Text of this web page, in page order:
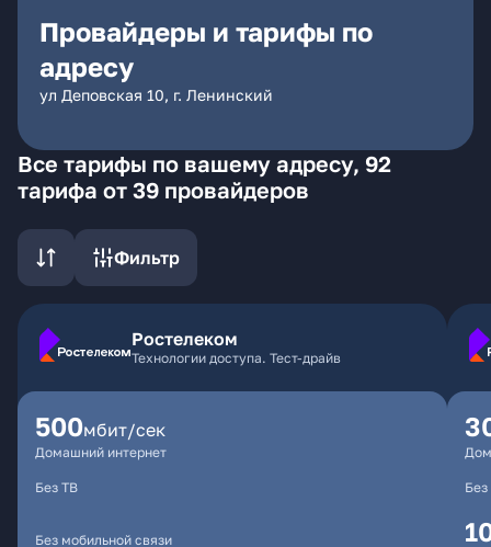
Провайдеры и тарифы по
адресу
ул Деповская 10, г. Ленинский
Все тарифы по вашему адресу, 92
тарифа от 39 провайдеров
Фильтр
Ростелеком
Технологии доступа. Тест-драйв
500мбит/сек
Домашний интернет
Без ТВ
Без мобильной связи